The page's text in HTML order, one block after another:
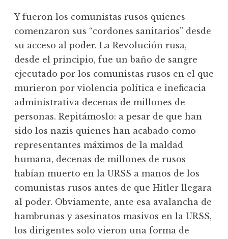
Y fueron los comunistas rusos quienes
comenzaron sus “cordones sanitarios” desde
su acceso al poder. La Revolución rusa,
desde el principio, fue un baño de sangre
ejecutado por los comunistas rusos en el que
murieron por violencia política e ineficacia
administrativa decenas de millones de
personas. Repitámoslo: a pesar de que han
sido los nazis quienes han acabado como
representantes máximos de la maldad
humana, decenas de millones de rusos
habían muerto en la URSS a manos de los
comunistas rusos antes de que Hitler llegara
al poder. Obviamente, ante esa avalancha de
hambrunas y asesinatos masivos en la URSS,
los dirigentes solo vieron una forma de